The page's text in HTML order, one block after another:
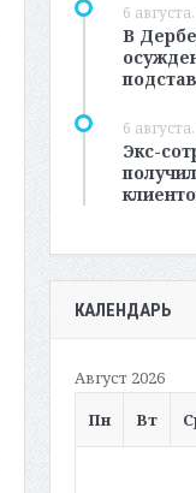
6
В
6
Экс-
КАЛЕНДАРЬ
Август 2026
Пн
Вт